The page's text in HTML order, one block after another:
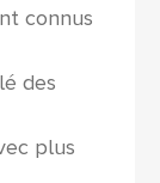
connus
des
plus